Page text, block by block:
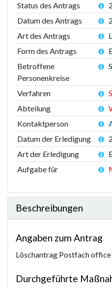
Status des Antrags
Datum des Antrags
Art des Antrags
Form des Antrags
Betroffene
Personenkreise
Verfahren
Abteilung
Kontaktperson
Datum der Erledigung
Art der Erledigung
Aufgabe für
Beschreibungen
Angaben zum Antrag
Löschantrag Postfach office
Durchgeführte